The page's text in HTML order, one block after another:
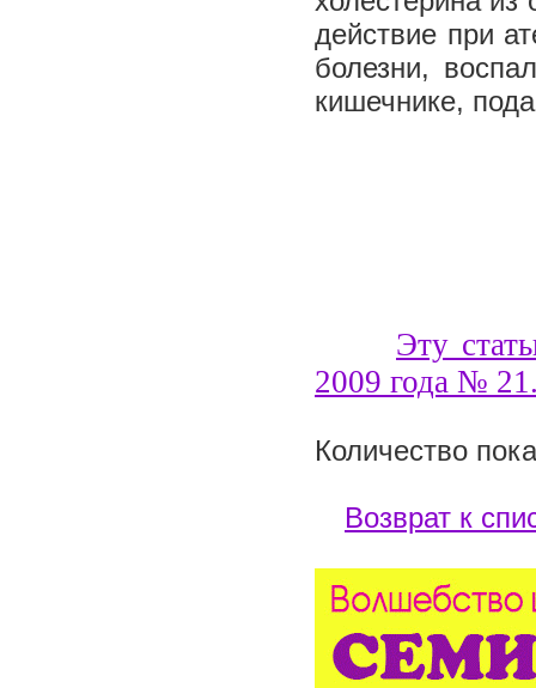
действие при
болезни,
кишечнике,
Эту
2009 года № 21
Количество
Возврат к